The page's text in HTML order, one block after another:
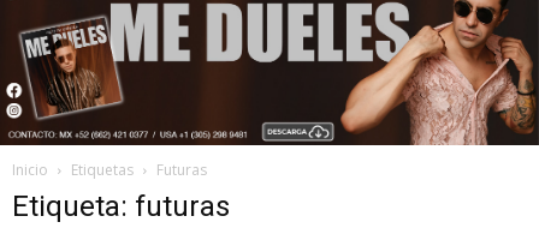
Inicio Etiquetas Futuras
Etiqueta: futuras